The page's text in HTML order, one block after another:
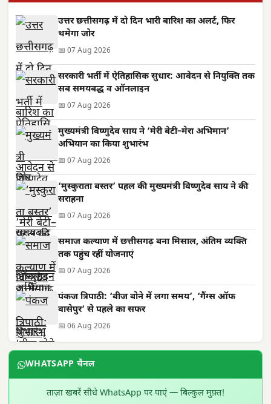
उत्तर छत्तीसगढ़ में दो दिन भारी बारिश का अलर्ट, फिर
थमेगा जोर
📅 07 Aug 2026
सरकारी भर्ती में ऐतिहासिक सुधार: आवेदन से नियुक्ति तक
सब समयबद्ध व ऑनलाइन
📅 07 Aug 2026
मुख्यमंत्री विष्णुदेव साय ने ‘मेरी बेटी–मेरा अभिमान’
अभियान का किया शुभारंभ
📅 07 Aug 2026
‘मुस्कुराता बस्तर’ पहल की मुख्यमंत्री विष्णुदेव साय ने की
सराहना
📅 07 Aug 2026
समाज कल्याण में छत्तीसगढ़ बना मिसाल, अंतिम व्यक्ति
तक पहुंच रहीं योजनाएं
📅 07 Aug 2026
पंकज त्रिपाठी: ‘बीज बोने में लगा समय’, ‘गैंग्स ऑफ
वासेपुर’ से पहले का सफर
📅 06 Aug 2026
WHATSAPP चैनल
ताज़ा खबरें सीधे WhatsApp पर पाएं — बिल्कुल मुफ़्त!